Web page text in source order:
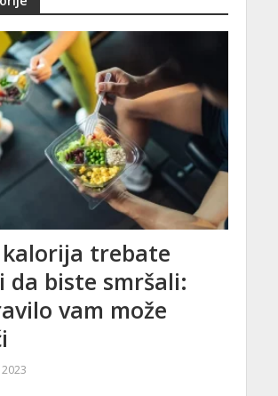
trebate
da biste smršali:
vam može